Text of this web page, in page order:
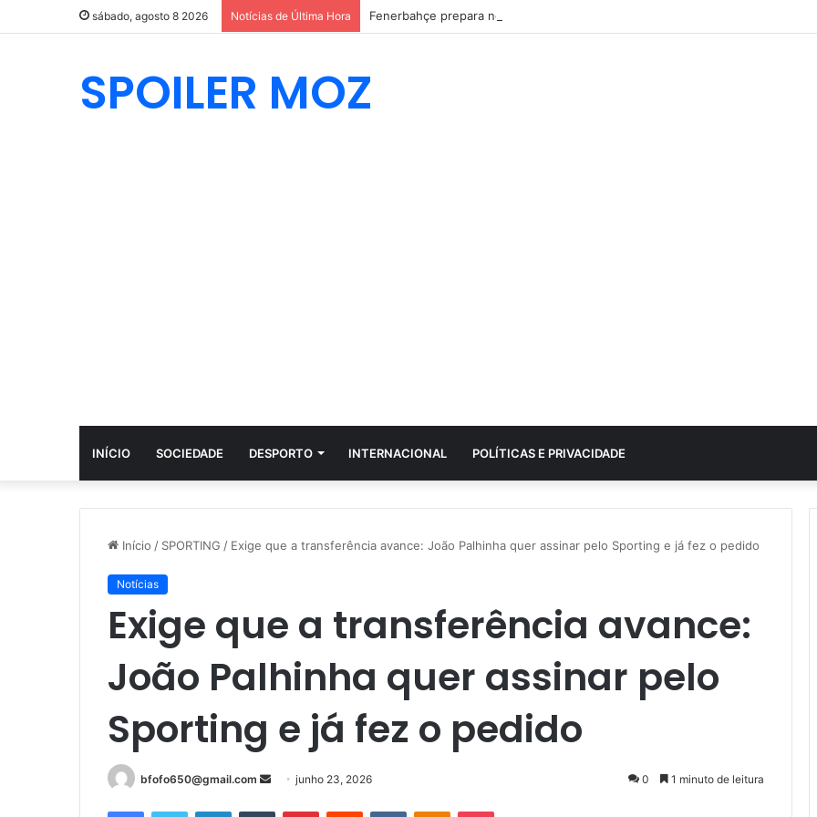
sábado, agosto 8 2026 Notícias de Última Hora Fenerbahçe prepara nova oferta por Pavlidis e Benfica mantém posição firme
SPOILER MOZ
INÍCIO SOCIEDADE DESPORTO INTERNACIONAL POLÍTICAS E PRIVACIDADE
Início / SPORTING / Exige que a transferência avance: João Palhinha quer assinar pelo Sporting e já fez o pedido
Notícias
Exige que a transferência avance:
João Palhinha quer assinar pelo
Sporting e já fez o pedido
bfofo650@gmail.com
Mandejunho 23, 2026 0 1 minuto de leitura
FacebookTwitter LinkedinTumblr PinterestReddit VK OK Pocket